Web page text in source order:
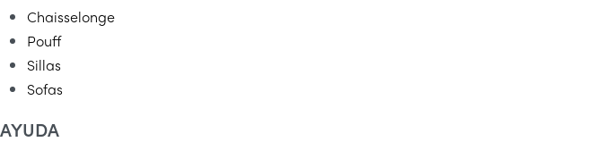
Chaisselonge
Pouff
Sillas
Sofas
AYUDA